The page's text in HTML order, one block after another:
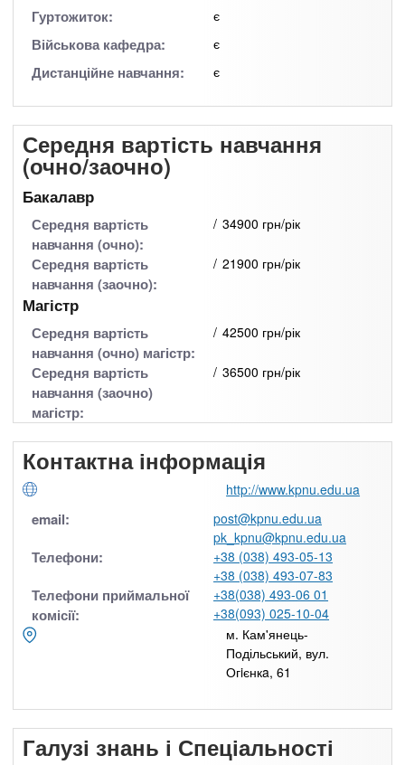
Гуртожиток: є
Військова кафедра: є
Дистанційне навчання: є
Середня вартість навчання
(очно/заочно)
Бакалавр
Середня вартість
навчання (очно):
34900 грн/рік
Середня вартість
навчання (заочно):
21900 грн/рік
Магістр
Середня вартість
навчання (очно) магістр:
42500 грн/рік
Середня вартість
навчання (заочно)
магістр:
36500 грн/рік
Контактна інформація
http://www.kpnu.edu.ua
email:
post@kpnu.edu.ua
pk_kpnu@kpnu.edu.ua
Телефони:
+38 (038) 493-05-13
+38 (038) 493-07-83
Телефони приймальної
комісії:
+38(038) 493-06 01
+38(093) 025-10-04
м. Кам'янець-
Подільський, вул.
Огiєнкa, 61
Галузі знань і Спеціальності